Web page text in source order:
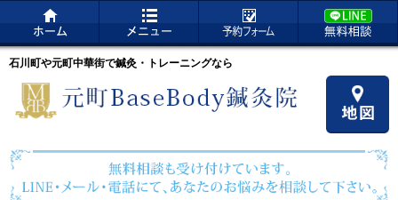
石川町や元町中華街で鍼灸・トレーニングなら